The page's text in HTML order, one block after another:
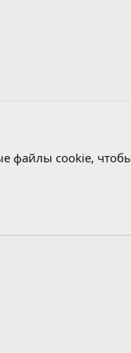
файлы cookie,